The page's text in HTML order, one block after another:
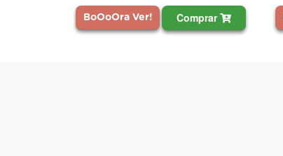
BoOoOra Ver! Comprar